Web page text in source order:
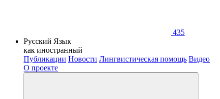
435
Русский Язык
как иностранный
Публикации Новости Лингвистическая помощь Видео
О проекте